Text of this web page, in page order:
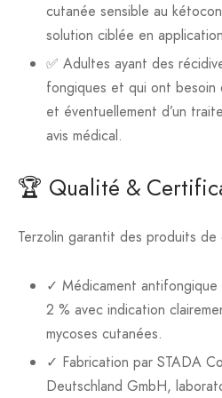
cutanée sensible au
solution ciblée en
✅ Adultes ayant des
fongiques et qui ont besoin
et éventuellement d’un
avis médical.
🏆 Qualité &
Terzolin garantit des produits
✓ Médicament
2 % avec indication
mycoses cutanées.
✓ Fabrication par STADA
Deutschland GmbH,